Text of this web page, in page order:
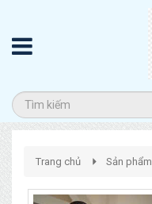
Trang chủ Sản phẩm